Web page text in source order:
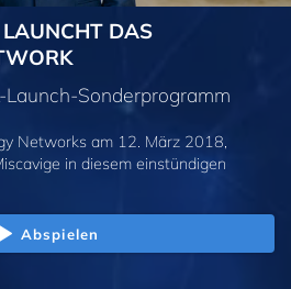
DAS
Sonderprogramm
Networks am 12. März 2018,
in diesem einstündigen
Abspielen